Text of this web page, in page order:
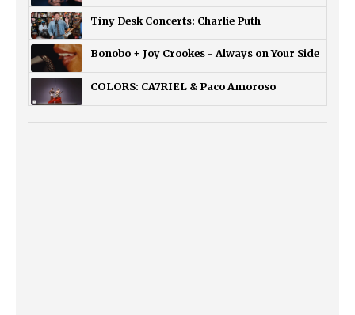
Tiny Desk Concerts: Charlie Puth
Bonobo + Joy Crookes - Always on Your Side
COLORS: CA7RIEL & Paco Amoroso